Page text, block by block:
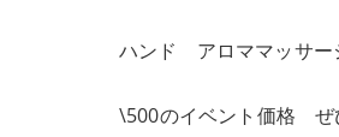
ハンド アロママッサー
\500のイベント価格 ぜ